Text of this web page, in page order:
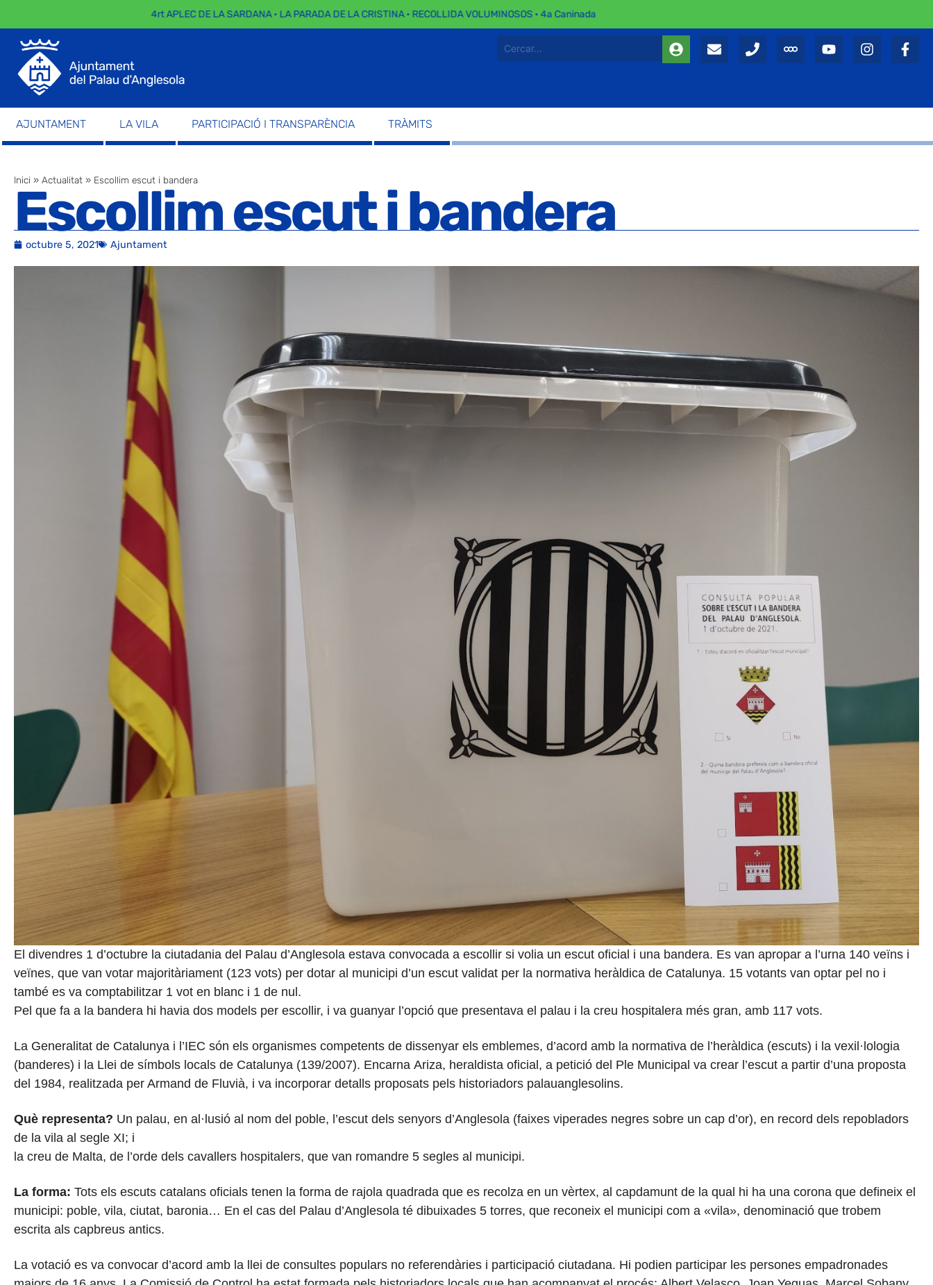
4rt APLEC DE LA SARDANA · LA PARADA DE LA CRISTINA · RECOLLIDA VOLUMINOSOS · 4a Caninada
AJUNTAMENT LA VILA PARTICIPACIÓ I TRANSPARÈNCIA TRÀMITS
Inici » Actualitat » Escollim escut i bandera
Escollim escut i bandera
octubre 5, 2021 Ajuntament
El divendres 1 d’octubre la ciutadania del Palau d’Anglesola estava convocada a escollir si volia un escut oficial i una bandera. Es van apropar a l’urna 140 veïns i
veïnes, que van votar majoritàriament (123 vots) per dotar al municipi d’un escut validat per la normativa heràldica de Catalunya. 15 votants van optar pel no i
també es va comptabilitzar 1 vot en blanc i 1 de nul.
Pel que fa a la bandera hi havia dos models per escollir, i va guanyar l’opció que presentava el palau i la creu hospitalera més gran, amb 117 vots.
La Generalitat de Catalunya i l’IEC són els organismes competents de dissenyar els emblemes, d’acord amb la normativa de l’heràldica (escuts) i la vexil·lologia
(banderes) i la Llei de símbols locals de Catalunya (139/2007). Encarna Ariza, heraldista oficial, a petició del Ple Municipal va crear l’escut a partir d’una proposta
del 1984, realitzada per Armand de Fluvià, i va incorporar detalls proposats pels historiadors palauanglesolins.
Què representa? Un palau, en al·lusió al nom del poble, l’escut dels senyors d’Anglesola (faixes viperades negres sobre un cap d’or), en record dels repobladors
de la vila al segle XI; i
la creu de Malta, de l’orde dels cavallers hospitalers, que van romandre 5 segles al municipi.
La forma: Tots els escuts catalans oficials tenen la forma de rajola quadrada que es recolza en un vèrtex, al capdamunt de la qual hi ha una corona que defineix el
municipi: poble, vila, ciutat, baronia… En el cas del Palau d’Anglesola té dibuixades 5 torres, que reconeix el municipi com a «vila», denominació que trobem
escrita als capbreus antics.
La votació es va convocar d’acord amb la llei de consultes populars no referendàries i participació ciutadana. Hi podien participar les persones empadronades